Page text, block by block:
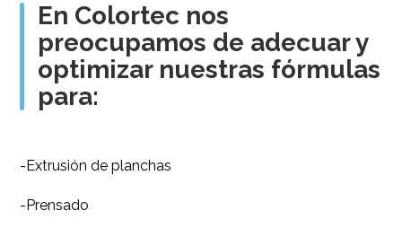
En Colortec nos
preocupamos de adecuar y
optimizar nuestras fórmulas
para:
-Extrusión de planchas
-Prensado